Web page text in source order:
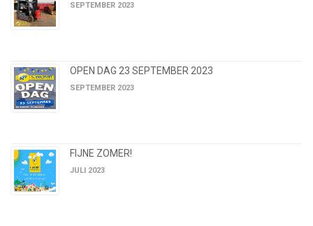
SEPTEMBER 2023
OPEN DAG 23 SEPTEMBER 2023
SEPTEMBER 2023
FIJNE ZOMER!
JULI 2023